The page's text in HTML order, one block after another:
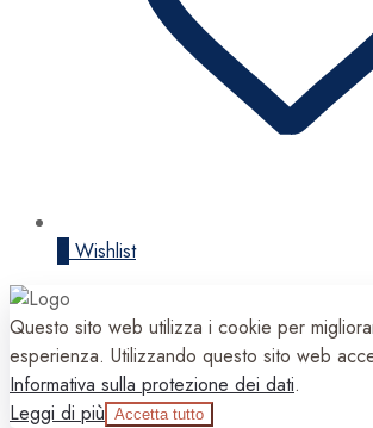
Wishlist
Questo sito web utilizza i cookie per
esperienza. Utilizzando questo sito web
Informativa sulla protezione dei dati.
Leggi di più Accetta tutto